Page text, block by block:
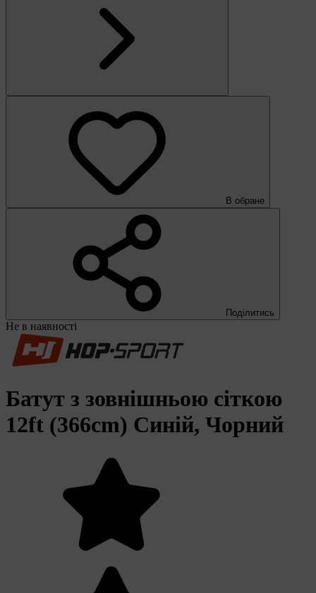
В обране
Поділитись
Не в наявності
Батут з зовнішньою сіткою
12ft (366cm) Синій, Чорний